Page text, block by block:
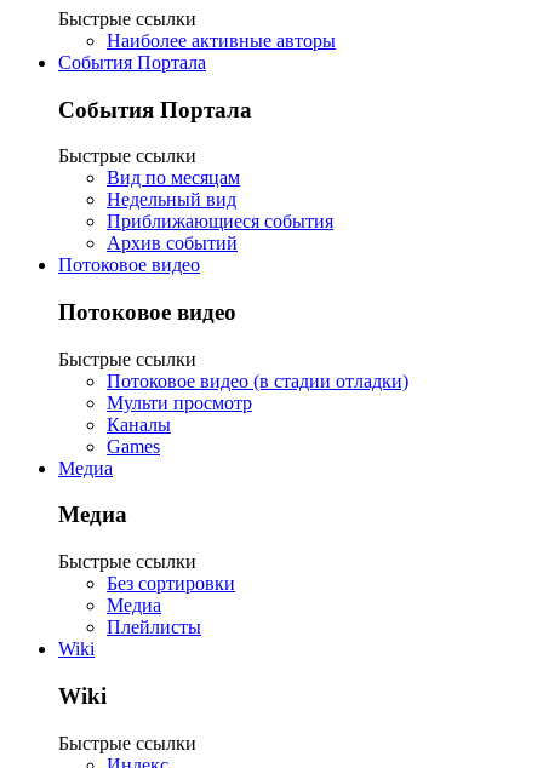
Быстрые ссылки
Наиболее активные авторы
События Портала
События Портала
Быстрые ссылки
Вид по месяцам
Недельный вид
Приближающиеся события
Архив событий
Потоковое видео
Потоковое видео
Быстрые ссылки
Потоковое видео (в стадии отладки)
Мульти просмотр
Каналы
Games
Медиа
Медиа
Быстрые ссылки
Без сортировки
Медиа
Плейлисты
Wiki
Wiki
Быстрые ссылки